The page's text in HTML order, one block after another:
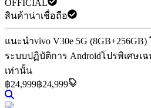
OFFICIAL
สินค้าน่าเชื่อถือ
แนะนำvivo V30e 5G
ระบบปฏิบัติการ Androidโปรพิเศษเ
เท่านั้น
฿24,999฿24,999